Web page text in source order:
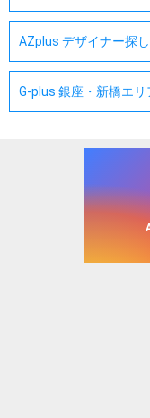
AZplus デザイナー探し
G-plus 銀座・新橋エリ